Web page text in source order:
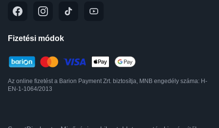
Fizetési módok
Az online fizetést a Barion Payment Zrt. biztosítja, MNB engedély száma: H-
EN-1-1064/2013